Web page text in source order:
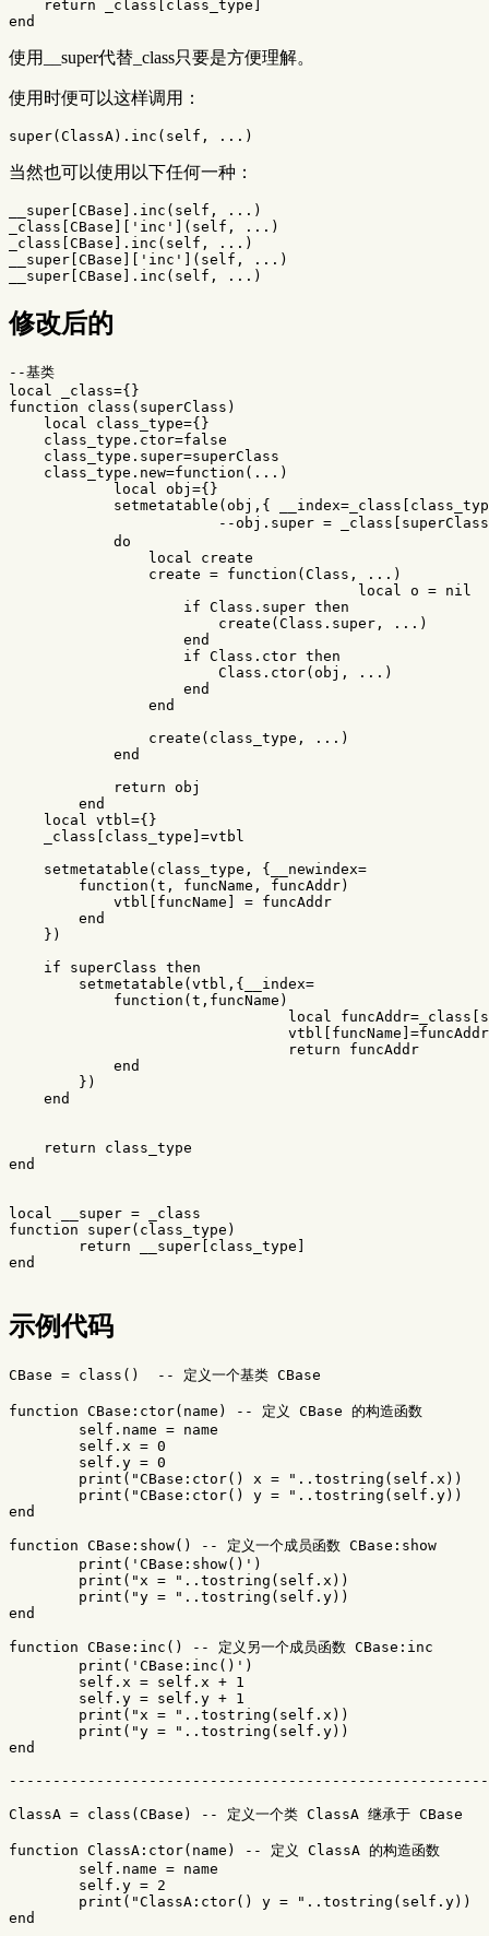
return _class class_type
end
使用__super代替_class只要是方便理解。
使用时便可以这样调用：
super( ClassA). inc ( self , ... )
当然也可以使用以下任何一种：
__super CBase ]. inc ( self , ... )
_class CBase 'inc' ]( self , ... )
_class CBase ]. inc ( self , ... )
__super CBase 'inc' ]( self , ... )
__super CBase ]. inc ( self , ... )
修改后的
--基类
local
_class={}
function
class ( superClass )
local
class_type={}
class_type . ctor=false
class_type . super=superClass
class_type . new=function ( ... )
local
obj ={}
setmetatable ( obj ,{ __index= _class
--obj.super = _class[superClass],这
do
local
create
create = function ( Class , ... )
local
o = nil
if Class . super then
create ( Class . super , ... )
end
if Class . ctor then
Class . ctor( obj , ... )
end
end
create ( class_type , ... )
end
return obj
end
local
vtbl ={}
_class
class_type =vtbl
setmetatable ( class_type , { __newindex=
function ( t , funcName , funcAddr)
vtbl
funcName = funcAddr
end
})
if
superClass then
setmetatable ( vtbl ,{ __index=
function ( t , funcName )
local
funcAddr= _class
vtbl
funcName =funcAddr
return
funcAddr
end
})
end
return
class_type
end
local __super =
_class
function
super( class_type )
return
__super class_type
end
示例代码
CBase = class () -- 定义一个基类 CBase
function CBase : ctor( name )
-- 定义 CBase 的构造函数
self . name = name
self . x = 0
self . y = 0
print ( "CBase:ctor() x = " .. tostring ( self . x ))
print ( "CBase:ctor() y = " .. tostring ( self . y))
end
function CBase : show()
-- 定义一个成员函数 CBase:show
print ( 'CBase:show()' )
print ( "x = " .. tostring ( self . x ))
print ( "y = " .. tostring ( self . y))
end
function CBase : inc ()
-- 定义另一个成员函数 CBase:inc
print ( 'CBase:inc()' )
self . x = self . x + 1
self . y = self . y + 1
print ( "x = " .. tostring ( self . x ))
print ( "y = " .. tostring ( self . y))
end
-------------------------------------------------------
ClassA = class (CBase ) -- 定义一个类 ClassA 继承于 CBase
function ClassA : ctor( name )
-- 定义 ClassA 的构造函数
self . name = name
self . y = 2
print ( "ClassA:ctor() y = " .. tostring ( self . y))
end